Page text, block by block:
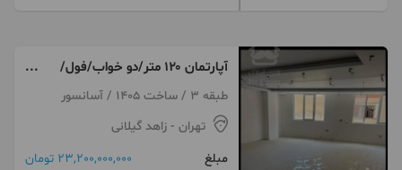
آپارتمان ۱۲۰ متر/دو خواب/فول/
کلینی
طبقه 3 / ساخت 1405 / آسانسور
تهران - زاهد گیلانی
مبلغ
23,200,000,000 تومان